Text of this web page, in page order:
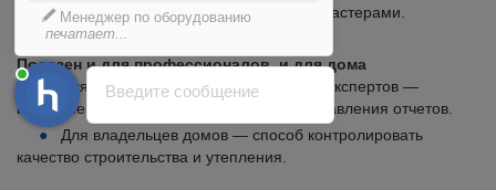
планирование ремонта и консультации с мастерами.
Полезен и для профессионалов, и для дома
Для строителей, энергоаудиторов и экспертов —
инструмент для точной диагностики и составления отчетов.
Для владельцев домов — способ контролировать
качество строительства и утепления.
Введите сообщение
Менеджер по оборудованию
печатает...